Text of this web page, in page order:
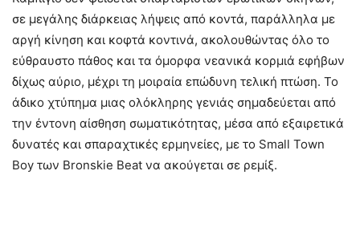
σε μεγάλης διάρκειας λήψεις από κοντά, παράλληλα με
αργή κίνηση και κοφτά κοντινά, ακολουθώντας όλο το
εύθραυστο πάθος και τα όμορφα νεανικά κορμιά εφήβων
δίχως αύριο, μέχρι τη μοιραία επώδυνη τελική πτώση. Το
άδικο χτύπημα μιας ολόκληρης γενιάς σημαδεύεται από
την έντονη αίσθηση σωματικότητας, μέσα από εξαιρετικά
δυνατές και σπαραχτικές ερμηνείες, με το Small Town
Boy των Bronskie Beat να ακούγεται σε ρεμίξ.